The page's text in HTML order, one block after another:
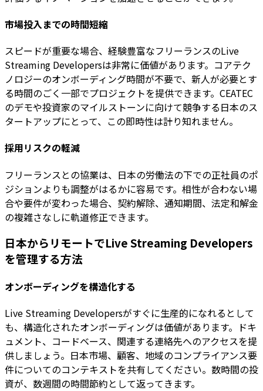
市場投入までの時間短縮
スピードが重要な場合、経験豊富なフリーランスのLive
Streaming Developersは非常に価値があります。コアテク
ノロジーのオンボーディング時間が不要で、新人が必要とす
る時間のごく一部でプロジェクトを提供できます。CEATEC
のデモや投資家のマイルストーンに向けて競争する日本のス
タートアップにとって、この即時性は計り知れません。
採用リスクの軽減
フリーランスとの協業は、日本の労働法の下での正社員のポ
ジションよりも調整がはるかに容易です。相性が合わない場
合や要件が変わった場合、契約解除、通知期間、法定和解金
の複雑さなしに軌道修正できます。
日本からリモートでLive Streaming Developers
を管理する方法
オンボーディングを構造化する
Live Streaming Developersがすぐに生産的になれるとして
も、構造化されたオンボーディングは価値があります。ドキ
ュメント、コードベース、関連する連絡先へのアクセスを提
供しましょう。日本市場、顧客、地域のコンプライアンス要
件についてのコンテキストを共有してください。数時間の投
資が、数週間の時間節約として返ってきます。